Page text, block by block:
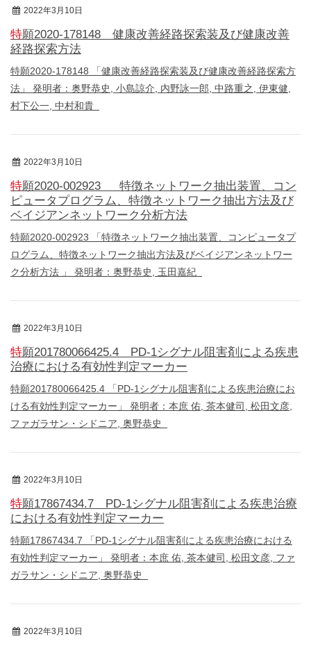
2022年3月10日
特願2020-178148 健康改善経路探索装及び健康改善
経路探索方法
特願2020-178148 「健康改善経路探索装及び健康改善経路探索方
法」 発明者：奥野恭史, 小島諒介, 内野詠一郎, 中路重之, 伊東健,
村下公一, 中村和貴
2022年3月10日
特願2020-002923 特徴ネットワーク抽出装置、コン
ピュータプログラム、特徴ネットワーク抽出方法及び
ベイジアンネットワーク分析方法
特願2020-002923 「特徴ネットワーク抽出装置、コンピュータプ
ログラム、特徴ネットワーク抽出方法及びベイジアンネットワー
ク分析方法 」 発明者：奥野恭史, 玉田嘉紀
2022年3月10日
特願201780066425.4 PD-1シグナル阻害剤による疾患
治療における有効性判定マーカー
特願201780066425.4 「PD-1シグナル阻害剤による疾患治療にお
ける有効性判定マーカー」 発明者：本庶 佑, 茶本健司, 松田文彦,
ファガラサン・シドニア, 奥野恭史
2022年3月10日
特願17867434.7 PD-1シグナル阻害剤による疾患治療
における有効性判定マーカー
特願17867434.7 「PD-1シグナル阻害剤による疾患治療における
有効性判定マーカー」 発明者：本庶 佑, 茶本健司, 松田文彦, ファ
ガラサン・シドニア, 奥野恭史
2022年3月10日